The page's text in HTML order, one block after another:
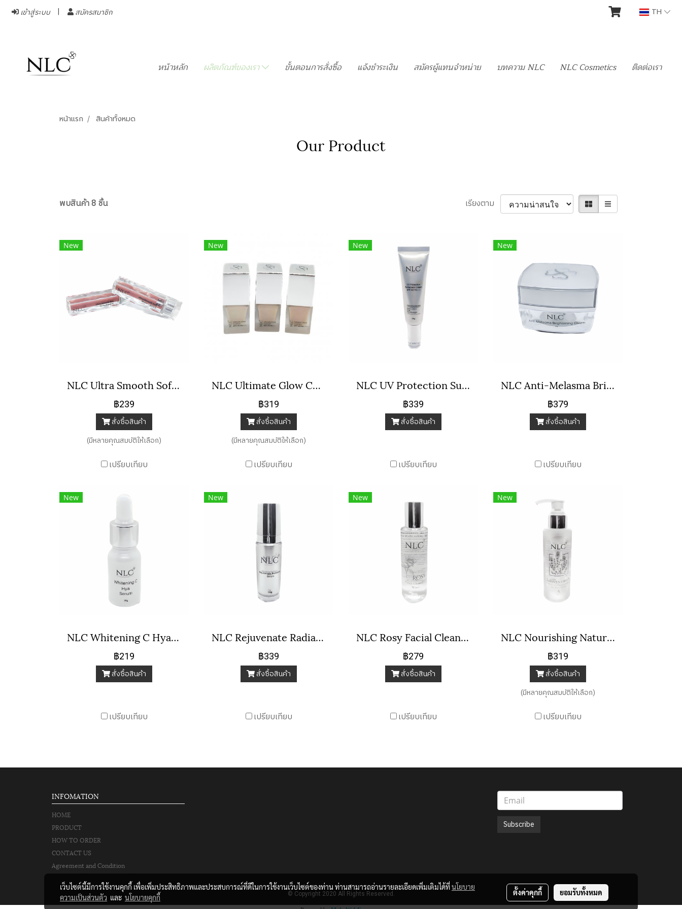
เข้าสู่ระบบ สมัครสมาชิก TH
หน้าหลัก ผลิตภัณฑ์ของเรา ขั้นตอนการสั่งซื้อ แจ้งชำระเงิน สมัครผู้แทนจำหน่าย บทความ NLC NLC Cosmetics ติดต่อเรา
หน้าแรก สินค้าทั้งหมด
Our Product
พบสินค้า 8 ชิ้น เรียงตาม
New
NLC Ultra Smooth Sofe Matte Lipstick
฿239
สั่งซื้อสินค้า
(มีหลายคุณสมบัติให้เลือก)
เปรียบเทียบ
New
NLC Ultimate Glow Cushion SPF 35 Pa+++
฿319
สั่งซื้อสินค้า
(มีหลายคุณสมบัติให้เลือก)
เปรียบเทียบ
New
NLC UV Protection Sunscreen Cream SPF 50 Pa+++
฿339
สั่งซื้อสินค้า
เปรียบเทียบ
New
NLC Anti-Melasma Brightening Cream
฿379
สั่งซื้อสินค้า
เปรียบเทียบ
New
NLC Whitening C Hya Serum
฿219
สั่งซื้อสินค้า
เปรียบเทียบ
New
NLC Rejuvenate Radiance Serum
฿339
สั่งซื้อสินค้า
เปรียบเทียบ
New
NLC Rosy Facial Cleansing Water
฿279
สั่งซื้อสินค้า
เปรียบเทียบ
New
NLC Nourishing Natural Body Oil
฿319
สั่งซื้อสินค้า
(มีหลายคุณสมบัติให้เลือก)
เปรียบเทียบ
INFOMATION
HOME
PRODUCT
HOW TO ORDER
CONTACT US
Agreement and Condition
Subscribe
© Copyright 2020 All Rights Reserved.
เว็บไซต์นี้มีการใช้งานคุกกี้ เพื่อเพิ่มประสิทธิภาพและประสบการณ์ที่ดีในการใช้งานเว็บไซต์ของท่าน ท่านสามารถอ่านรายละเอียดเพิ่มเติมได้ที่นโยบาย
ความเป็นส่วนตัว และ นโยบายคุกกี้
ตั้งค่าคุกกี้ ยอมรับทั้งหมด